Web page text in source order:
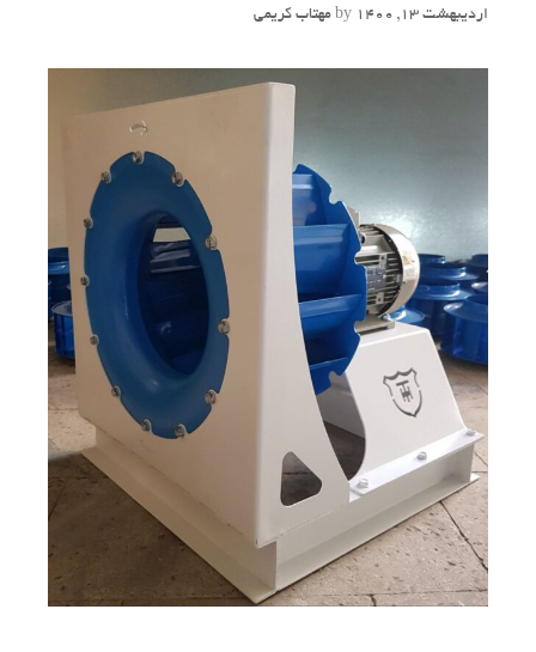
اردیبهشت 13, 1400 by مهتاب کریمی